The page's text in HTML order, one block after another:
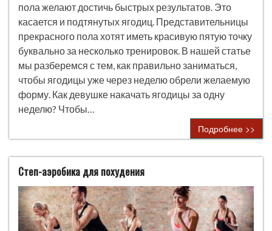
пола желают достичь быстрых результатов. Это
касается и подтянутых ягодиц. Представительницы
прекрасного пола хотят иметь красивую пятую точку
буквально за несколько тренировок. В нашей статье
мы разберемся с тем, как правильно заниматься,
чтобы ягодицы уже через неделю обрели желаемую
форму. Как девушке накачать ягодицы за одну
неделю? Чтобы…
Подробнее >>
Степ-аэробика для похудения